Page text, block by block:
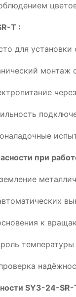
T :
для
монтаж
при
к
SY3-24-SR-